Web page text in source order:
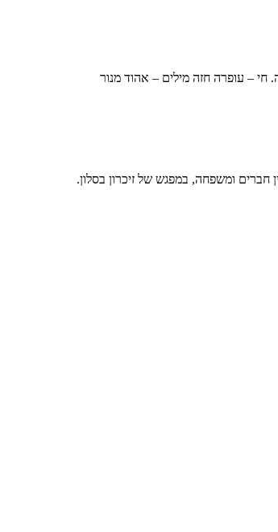
חי – עופרה חזה מילים – אהוד מנור
חברים ומשפחה, במפגש של זיכרון בסלון.